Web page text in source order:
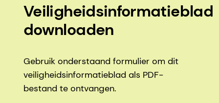
Veiligheidsinformatieblad
downloaden
Gebruik onderstaand formulier om dit
veiligheidsinformatieblad als PDF-
bestand te ontvangen.